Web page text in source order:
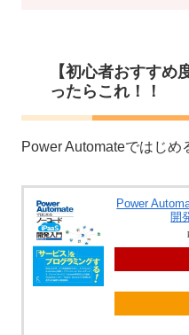
【初心者おす
ったらこれ！！
Power Automateではじ
Power
開